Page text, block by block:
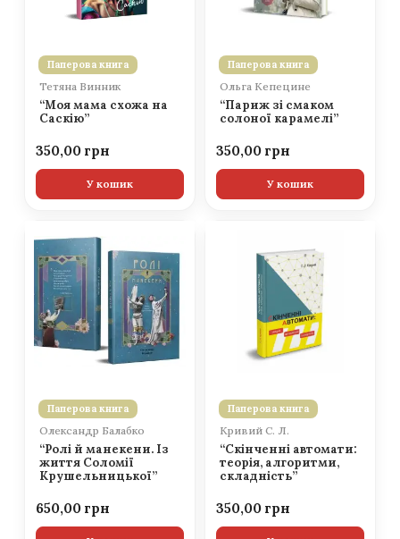
Паперова книга
Тетяна Винник
“Моя мама схожа на
Саскію”
350,00
У кошик
Паперова книга
Ольга Кепецине
“Париж зі смаком
солоної карамелі”
350,00
У кошик
Паперова книга
Олександр Балабко
“Ролі й манекени. Із
життя Соломії
Крушельницької”
650,00
Паперова книга
Кривий С. Л.
“Скінченні автомати:
теорія, алгоритми,
складність”
350,00